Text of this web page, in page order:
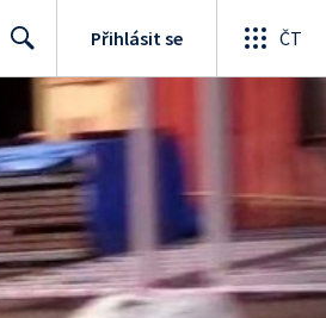
Search
Přihlásit se ČT